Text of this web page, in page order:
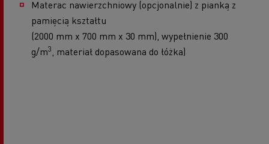
Materac nawierzchniowy (opcjonalnie) z pianką z
pamięcią kształtu
(2000 mm x 700 mm x 30 mm), wypełnienie 300
g/m3 , materiał dopasowana do łóżka)